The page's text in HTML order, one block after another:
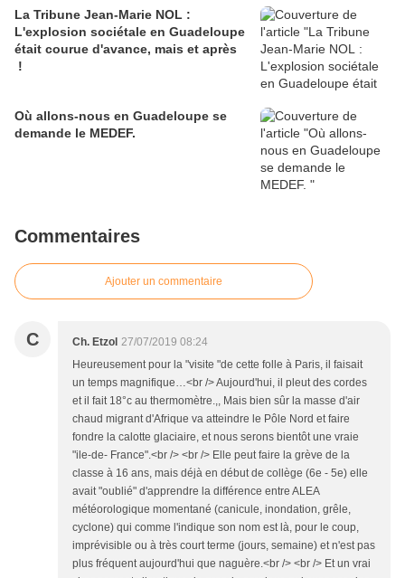
La Tribune Jean-Marie NOL :
L'explosion sociétale en Guadeloupe
était courue d'avance, mais et après
!
Où allons-nous en Guadeloupe se
demande le MEDEF.
Commentaires
Ajouter un commentaire
C Ch. Etzol 27/07/2019 08:24
Heureusement pour la "visite "de cette folle à Paris, il faisait
un temps magnifique…<br /> Aujourd'hui, il pleut des cordes
et il fait 18°c au thermomètre.,, Mais bien sûr la masse d'air
chaud migrant d'Afrique va atteindre le Pôle Nord et faire
fondre la calotte glaciaire, et nous serons bientôt une vraie
"ile-de- France".<br /> <br /> Elle peut faire la grève de la
classe à 16 ans, mais déjà en début de collège (6e - 5e) elle
avait "oublié" d'apprendre la différence entre ALEA
météorologique momentané (canicule, inondation, grêle,
cyclone) qui comme l'indique son nom est là, pour le coup,
imprévisible ou à très court terme (jours, semaine) et n'est pas
plus fréquent aujourd'hui que naguère.<br /> <br /> Et un vrai